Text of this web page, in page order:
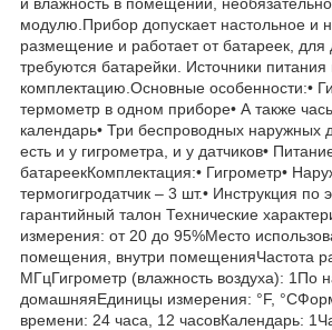
модулю.Прибор допускает настольное и
размещение и работает от батареек, для
требуются батарейки. Источники
комплектацию.Основные особенности:•
термометр в одном приборе• А также
календарь• Три беспроводных наружных
есть и у гигрометра, и у датчиков•
батареекКомплектация:• Гигрометр•
термогигродатчик – 3 шт.• Инструкция по
гарантийный талон Технические
измерения: от 20 до 95%Место
помещения, внутри помещенияЧастота
МГцГигрометр (влажность воздуха): 1По
домашняяЕдиницы измерения: °F,
времени: 24 часа, 12 часовКалендарь: